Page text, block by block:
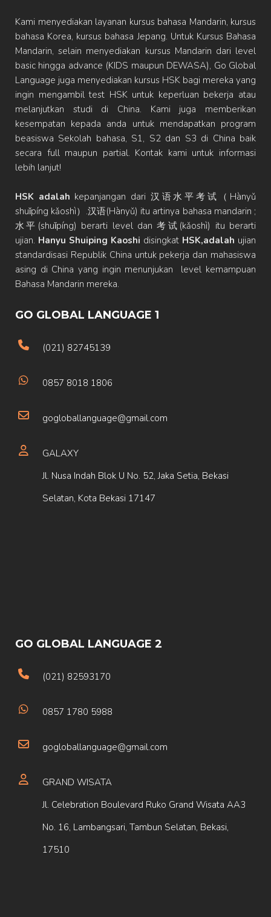
Kami menyediakan layanan kursus bahasa Mandarin, kursus
bahasa Korea, kursus bahasa Jepang. Untuk Kursus Bahasa
Mandarin, selain menyediakan kursus Mandarin dari level
basic hingga advance (KIDS maupun DEWASA), Go Global
Language juga menyediakan kursus HSK bagi mereka yang
ingin mengambil test HSK untuk keperluan bekerja atau
melanjutkan studi di China. Kami juga memberikan
kesempatan kepada anda untuk mendapatkan program
beasiswa Sekolah bahasa, S1, S2 dan S3 di China baik
secara full maupun partial. Kontak kami untuk informasi
lebih lanjut!
HSK adalah kepanjangan dari 汉语水平考试（Hànyǔ
shuǐpíng kǎoshì）.汉语(Hànyǔ) itu artinya bahasa mandarin ;
水平(shuǐpíng) berarti level dan 考试(kǎoshì) itu berarti
ujian. Hanyu Shuiping Kaoshi disingkat HSK,adalah ujian
standardisasi Republik China untuk pekerja dan mahasiswa
asing di China yang ingin menunjukan level kemampuan
Bahasa Mandarin mereka.
GO GLOBAL LANGUAGE 1
(021) 82745139
0857 8018 1806
gogloballanguage@gmail.com
GALAXY
Jl. Nusa Indah Blok U No. 52, Jaka Setia, Bekasi
Selatan, Kota Bekasi 17147
GO GLOBAL LANGUAGE 2
(021) 82593170
0857 1780 5988
gogloballanguage@gmail.com
GRAND WISATA
Jl. Celebration Boulevard Ruko Grand Wisata AA3
No. 16, Lambangsari, Tambun Selatan, Bekasi,
17510